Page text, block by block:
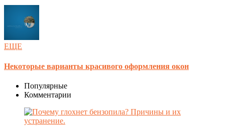
ЕЩЕ
Некоторые варианты красивого оформления окон
Популярные
Комментарии